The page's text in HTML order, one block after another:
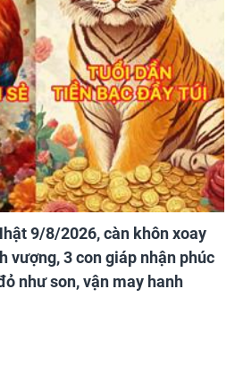
9/8/2026, càn khôn xoay
vượng, 3 con giáp nhận phúc
như son, vận may hanh